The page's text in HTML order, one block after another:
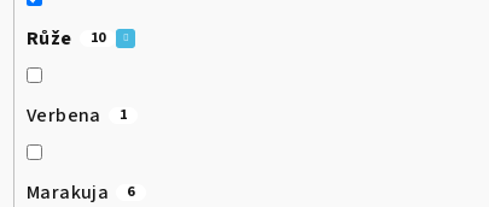
Růže 10
Verbena 1
Marakuja 6